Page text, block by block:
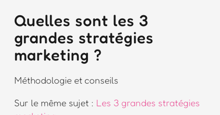
Quelles sont les 3
grandes stratégies
marketing ?
Méthodologie et conseils
Sur le même sujet : Les 3 grandes stratégies